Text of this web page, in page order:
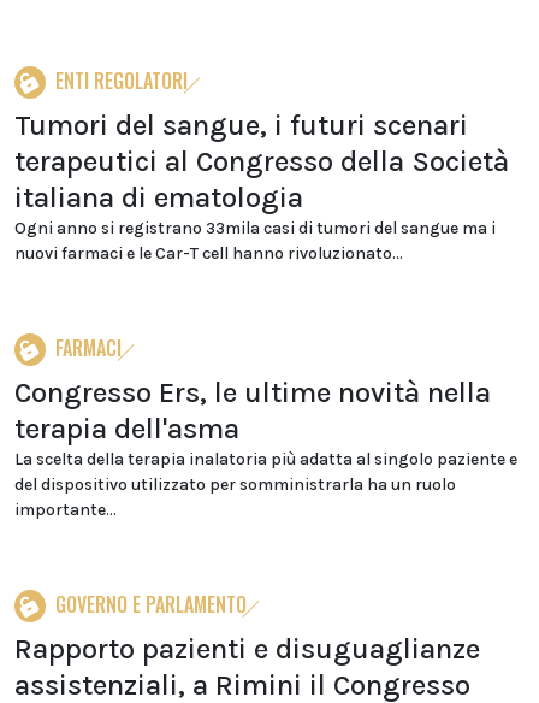
ENTI REGOLATORI
Tumori del sangue, i futuri scenari
terapeutici al Congresso della Società
italiana di ematologia
Ogni anno si registrano 33mila casi di tumori del sangue ma i
nuovi farmaci e le Car-T cell hanno rivoluzionato...
FARMACI
Congresso Ers, le ultime novità nella
terapia dell'asma
La scelta della terapia inalatoria più adatta al singolo paziente e
del dispositivo utilizzato per somministrarla ha un ruolo
importante...
GOVERNO E PARLAMENTO
Rapporto pazienti e disuguaglianze
assistenziali, a Rimini il Congresso